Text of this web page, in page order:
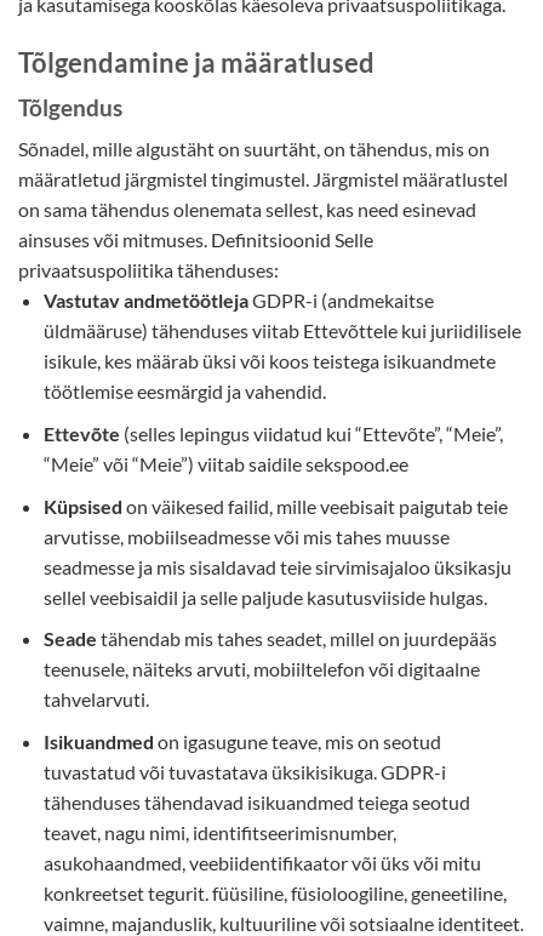
Tõlgendamine ja määratlused
Tõlgendus
Sõnadel, mille algustäht on suurtäht, on tähendus, mis on
määratletud järgmistel tingimustel. Järgmistel määratlustel
on sama tähendus olenemata sellest, kas need esinevad
ainsuses või mitmuses. Definitsioonid Selle
privaatsuspoliitika tähenduses:
Vastutav andmetöötlejaGDPR-i (andmekaitse
üldmääruse) tähenduses viitab Ettevõttele kui juriidilisele
isikule, kes määrab üksi või koos teistega isikuandmete
töötlemise eesmärgid ja vahendid.
Ettevõte (selles lepingus viidatud kui “Ettevõte”, “Meie”,
“Meie” või “Meie”) viitab saidile sekspood.ee
Küpsised on väikesed failid, mille veebisait paigutab teie
arvutisse, mobiilseadmesse või mis tahes muusse
seadmesse ja mis sisaldavad teie sirvimisajaloo üksikasju
sellel veebisaidil ja selle paljude kasutusviiside hulgas.
Seade tähendab mis tahes seadet, millel on juurdepääs
teenusele, näiteks arvuti, mobiiltelefon või digitaalne
tahvelarvuti.
Isikuandmed on igasugune teave, mis on seotud
tuvastatud või tuvastatava üksikisikuga. GDPR-i
tähenduses tähendavad isikuandmed teiega seotud
teavet, nagu nimi, identifitseerimisnumber,
asukohaandmed, veebiidentifikaator või üks või mitu
konkreetset tegurit. füüsiline, füsioloogiline, geneetiline,
vaimne, majanduslik, kultuuriline või sotsiaalne identiteet.